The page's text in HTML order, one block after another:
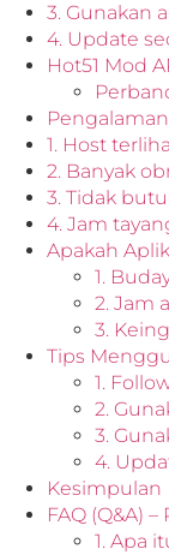
3. Gunakan
4. Update
Hot51 Mod
1. Host
2. Banyak
3. Tidak
4. Jam
Apakah
1.
2. Jam
3.
Tips
1.
2.
3.
4.
Kesimpulan
FAQ (Q&A)
1. Apa